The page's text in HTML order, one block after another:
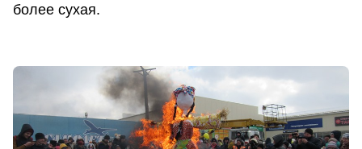
более сухая.